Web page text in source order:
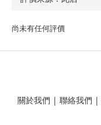
尚未有任何評價
關於我們 | 聯絡我們 |